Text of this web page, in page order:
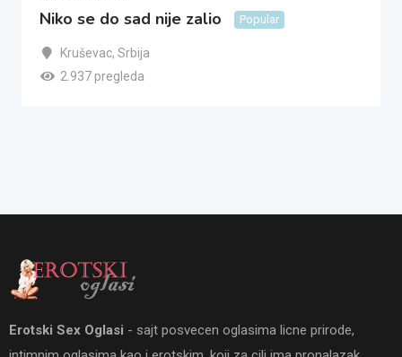
Niko se do sad nije zalio Popular
Kruševac, Srbija
2.937 pregleda
Erotski Sex Oglasi - sajt posvecen oglasima licne prirode,